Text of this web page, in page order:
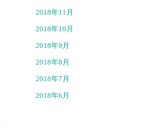
2018年11月
2018年10月
2018年9月
2018年8月
2018年7月
2018年6月